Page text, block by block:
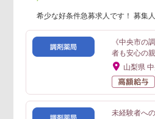
希少な好条件急募求人です！ 募集
《中央市の
者も安心の
山梨県
未経験者へ